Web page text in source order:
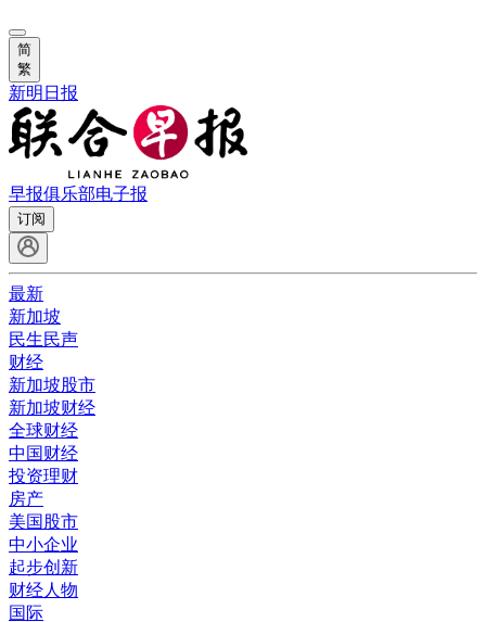
简
繁
新明日报
早报俱乐部电子报
订阅
最新
新加坡
民生民声
财经
新加坡股市
新加坡财经
全球财经
中国财经
投资理财
房产
美国股市
中小企业
起步创新
财经人物
国际